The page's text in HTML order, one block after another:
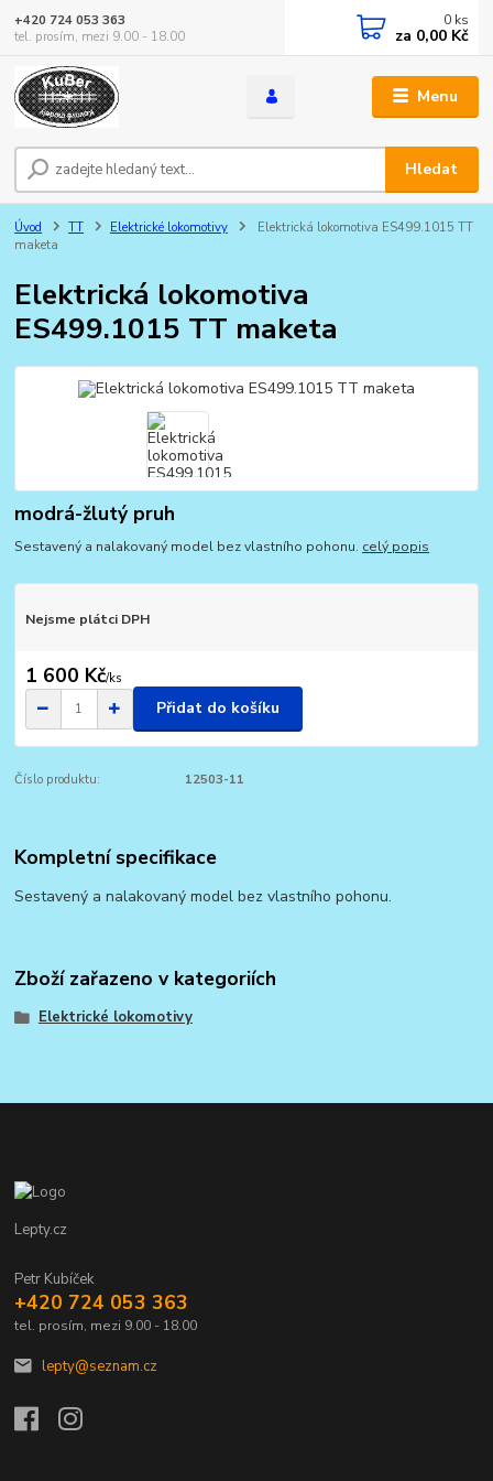
Menu
Hledat
+420 724 053 363
tel. prosím, mezi 9.00 - 18.00
0 ks
za 0,00 Kč
Úvod TT Elektrické lokomotivy
Elektrická lokomotiva ES499.1015 TT
maketa
Elektrická lokomotiva
ES499.1015 TT maketa
modrá-žlutý pruh
Sestavený a nalakovaný model bez vlastního pohonu. celý popis
Nejsme plátci DPH
1 600 Kč/ks
Přidat do košíku
Číslo produktu: 12503-11
Kompletní specifikace
Sestavený a nalakovaný model bez vlastního pohonu.
Zboží zařazeno v kategoriích
Elektrické lokomotivy
Lepty.cz
Petr Kubíček
+420 724 053 363
tel. prosím, mezi 9.00 - 18.00
lepty@seznam.cz